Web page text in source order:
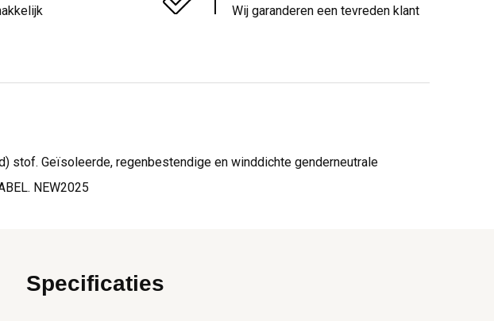
Wij garanderen een tevreden klant
Geïsoleerde, regenbestendige en winddichte genderneutrale
NEW2025
Specificaties